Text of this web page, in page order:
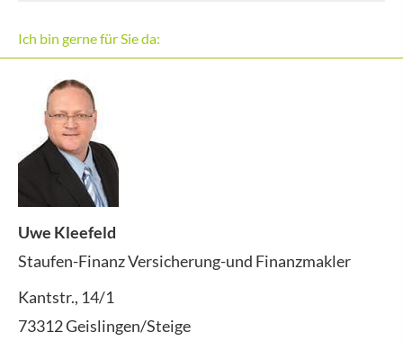
Ich bin gerne für Sie da:
Uwe Kleefeld
Staufen-Finanz Versicherung-und Finanzmakler
Kantstr., 14/1
73312 Geislingen/Steige